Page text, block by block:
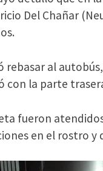
Del Chañar
al
con la parte
fueron
en el rostro